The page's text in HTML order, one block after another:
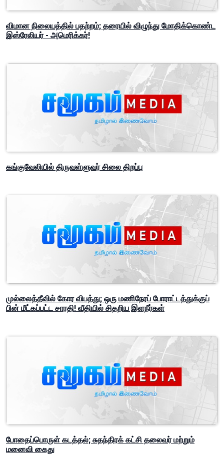
விமான நிலையத்தில் பதற்றம்; தரையில் விழுந்து மோதிக்கொண்ட
இஸ்ரேலியர் - அமெரிக்கர்!
கங்குவேலியில் திருவள்ளுவர் சிலை திறப்பு
முல்லைத்தீவில் கோர விபத்து; ஒரு மணிநேரப் போராட்டத்துக்குப்
பின் மீட்கப்பட்ட சாரதி! வீதியில் சிதறிய இளநீர்கள்
போதைப்பொருள் கடத்தல்; சுதந்திரக் கட்சி தலைவர் மற்றும்
மனைவி கைது